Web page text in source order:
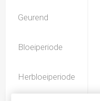
Geurend
Bloeiperiode
Herbloeiperiode